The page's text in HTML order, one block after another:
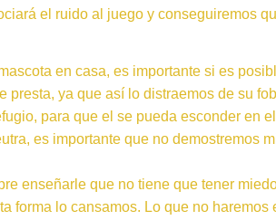
el ruido al juego y conseguiremos
en casa, es importante si es
presta, ya que así lo distraemos de su
para que el se pueda esconder en
es importante que no demostremos
enseñarle que no tiene que tener
forma lo cansamos. Lo que no